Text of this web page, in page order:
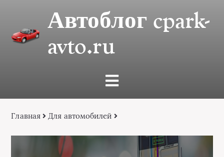
Автоблог cpark-
avto.ru
Главная Для автомобилей